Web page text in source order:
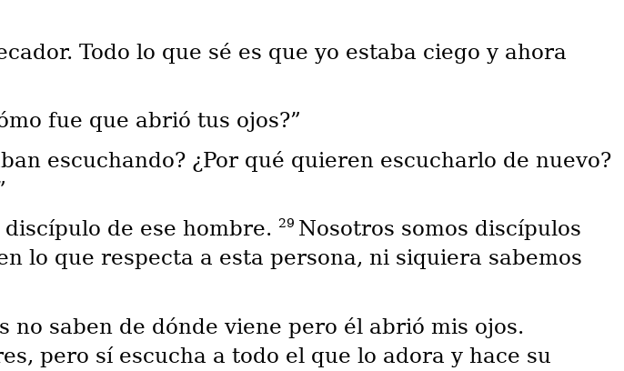
Todo lo que sé es que yo estaba ciego y ahora
fue que abrió tus ojos?”
escuchando? ¿Por qué quieren escucharlo de nuevo?
de ese hombre. 29 Nosotros somos discípulos
lo que respecta a esta persona, ni siquiera sabemos
saben de dónde viene pero él abrió mis ojos.
pero sí escucha a todo el que lo adora y hace su